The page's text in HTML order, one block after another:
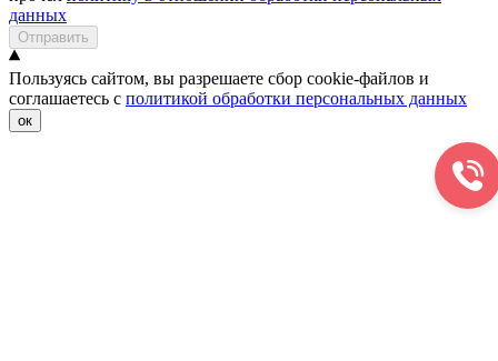
данных
Отправить
Пользуясь сайтом, вы разрешаете сбор cookie-файлов и
соглашаетесь с политикой обработки персональных данных
ок